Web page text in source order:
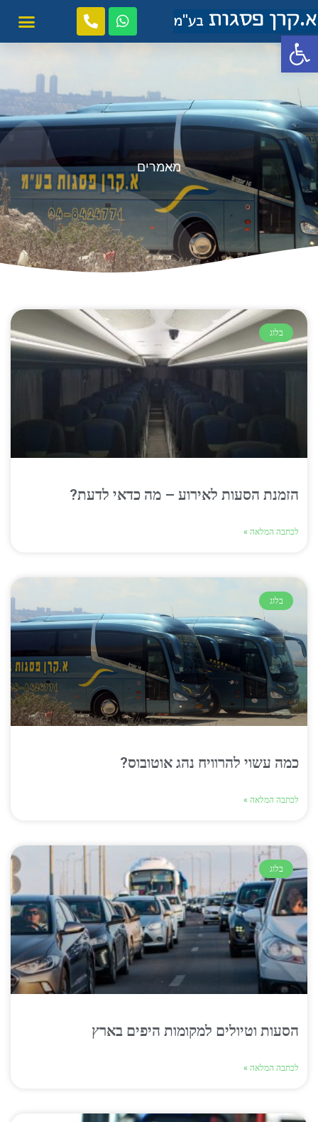
פתח סרגל נגישות
מאמרים
בלוג
הזמנת הסעות לאירוע – מה כדאי לדעת?
לכתבה המלאה »
בלוג
כמה עשוי להרוויח נהג אוטובוס?
לכתבה המלאה »
בלוג
הסעות וטיולים למקומות היפים בארץ
לכתבה המלאה »